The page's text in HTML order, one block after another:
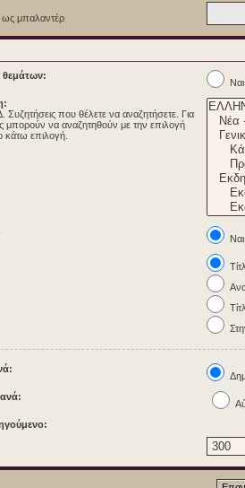
ως μπαλαντέρ
θεμάτων:
Ναι
Συζητήσεις που θέλετε να αναζητήσετε. Για
μπορούν να αναζητηθούν με την επιλογή
κάτω επιλογή.
Ναι